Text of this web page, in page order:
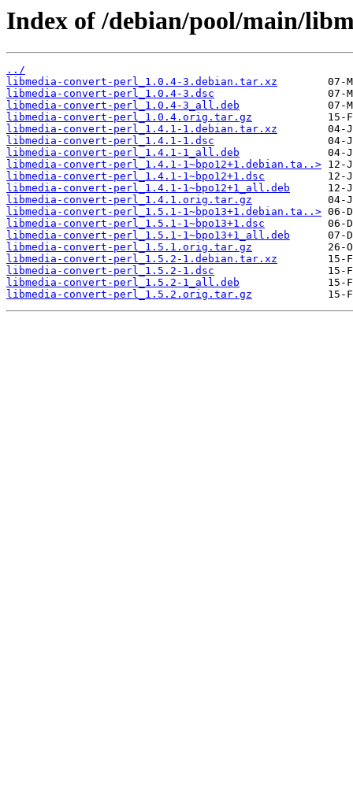
Index of /debian/pool/main/
../
libmedia-convert-perl_1.0.4-3.debian.tar.xz
libmedia-convert-perl_1.0.4-3.dsc
libmedia-convert-perl_1.0.4-3_all.deb
libmedia-convert-perl_1.0.4.orig.tar.gz
libmedia-convert-perl_1.4.1-1.debian.tar.xz
libmedia-convert-perl_1.4.1-1.dsc
libmedia-convert-perl_1.4.1-1_all.deb
libmedia-convert-perl_1.4.1-1~bpo12+1.debian.ta..>
libmedia-convert-perl_1.4.1-1~bpo12+1.dsc
libmedia-convert-perl_1.4.1-1~bpo12+1_all.deb
libmedia-convert-perl_1.4.1.orig.tar.gz
libmedia-convert-perl_1.5.1-1~bpo13+1.debian.ta..>
libmedia-convert-perl_1.5.1-1~bpo13+1.dsc
libmedia-convert-perl_1.5.1-1~bpo13+1_all.deb
libmedia-convert-perl_1.5.1.orig.tar.gz
libmedia-convert-perl_1.5.2-1.debian.tar.xz
libmedia-convert-perl_1.5.2-1.dsc
libmedia-convert-perl_1.5.2-1_all.deb
libmedia-convert-perl_1.5.2.orig.tar.gz